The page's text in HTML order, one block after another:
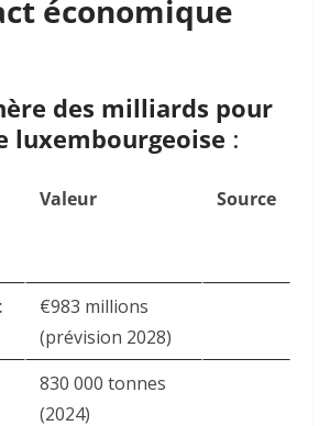
économique
des milliards pour
luxembourgeoise :
Valeur Source
€983 millions
(prévision 2028)
830 000 tonnes
(2024)